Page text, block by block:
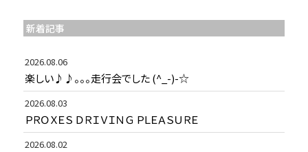
新着記事
2026.08.06
楽しい♪♪。。。走行会でした (^_-)-☆
2026.08.03
ＰＲＯＸＥＳ ＤＲＩＶＩＮＧ ＰＬＥＡＳＵＲＥ
2026.08.02